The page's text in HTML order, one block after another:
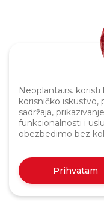
Neoplanta.rs.
korisničko iskustvo,
sadržaja,
funkcionalnosti i
obezbedimo bez
Prihvatam